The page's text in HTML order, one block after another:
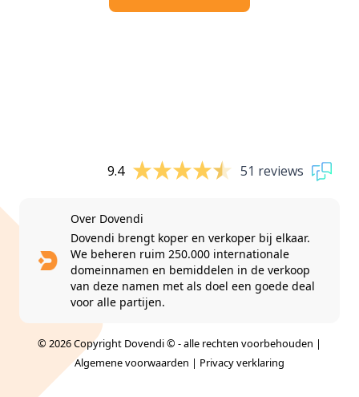
9.4 51 reviews
Over Dovendi
Dovendi brengt koper en verkoper bij elkaar.
We beheren ruim 250.000 internationale
domeinnamen en bemiddelen in de verkoop
van deze namen met als doel een goede deal
voor alle partijen.
© 2026 Copyright Dovendi © - alle rechten voorbehouden |
Algemene voorwaarden | Privacy verklaring